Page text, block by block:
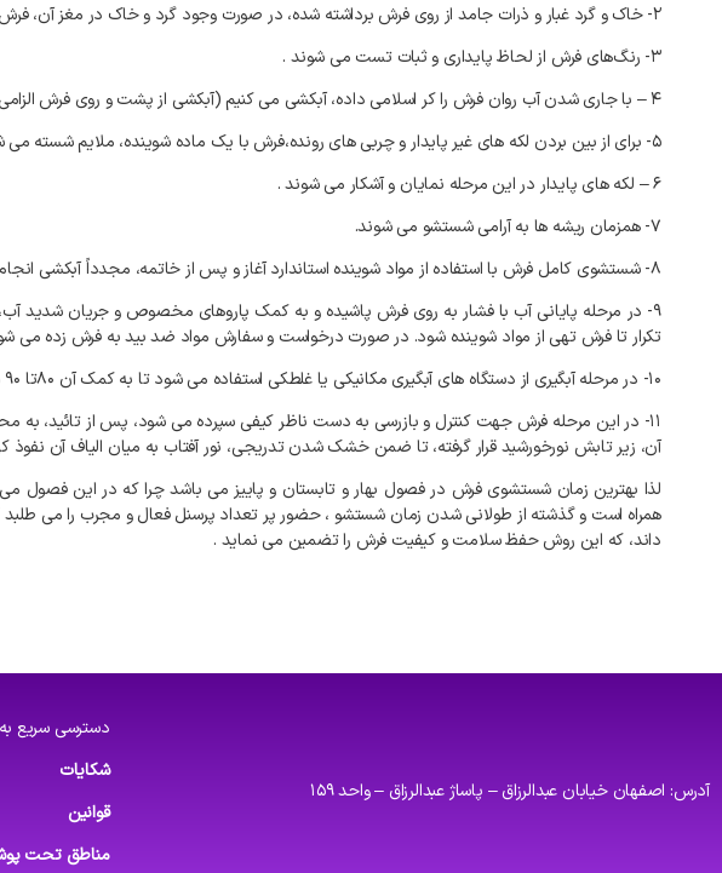
۲- خاک و گرد غبار و ذرات جامد از روی فرش برداشته شده، در صورت وجود گرد و خاک در مغز آن، فرش داخل خاک گیر مکانیکی قرار گرفته تا با چرخش دورانی، متن قالی از خاک تهی گردد.
۳- رنگ‌های فرش از لحاظ پایداری و ثبات تست می شوند .
۴ – با جاری شدن آب روان فرش را کر اسلامی داده، آبکشی می کنیم (آبکشی از پشت و روی فرش الزامی است)
۵- برای از بین بردن لکه های غیر پایدار و چربی های رونده،فرش با یک ماده شوینده، ملایم شسته می شود.
۶ – لکه های پایدار در این مرحله نمایان و آشکار می شوند .
۷- همزمان ریشه ها به آرامی شستشو می شوند.
۸- شستشوی کامل فرش با استفاده از مواد شوینده استاندارد آغاز و پس از خاتمه، مجدداً آبکشی انجام می گیرد.
۹- در مرحله پایانی آب با فشار به روی فرش پاشیده و به کمک پاروهای مخصوص و جریان شدید آب،
تکرار تا فرش تهی از مواد شوینده شود. در صورت درخواست و سفارش مواد ضد بید به فرش زده می
۱۰- در مرحله آبگیری از دستگاه های آبگیری مکانیکی یا غلطکی استفاده می شود تا به کمک آن ۸۰تا ۹۰ درصد آب قالی گرفته و فرش برای مرحله بعدآماده گردد.
۱۱- در این مرحله فرش جهت کنترل و بازرسی به دست ناظر کیفی سپرده می شود، پس از
آن، زیر تابش نورخورشید قرار گرفته، تا ضمن خشک شدن تدریجی، نور آفتاب به میان الیاف آن نفوذ
لذا بهترین زمان شستشوی فرش در فصول بهار و تابستان و پاییز می باشد چرا که در این
همراه است و گذشته از طولانی شدن زمان شستشو ، حضور پر تعداد پرسنل فعال و مجرب را می
داند، که این روش حفظ سلامت و کیفیت فرش را تضمین می نماید .
آدرس: اصفهان خیابان عبدالرزاق – پاساژ عبدالرزاق – واحد ۱۵۹
دسترسی سریع
شکایات
قوانین
مناطق تحت